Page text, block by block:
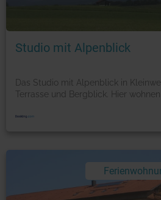
Studio mit Alpenblick
Das Studio mit Alpenblick in
Terrasse und Bergblick. Hier